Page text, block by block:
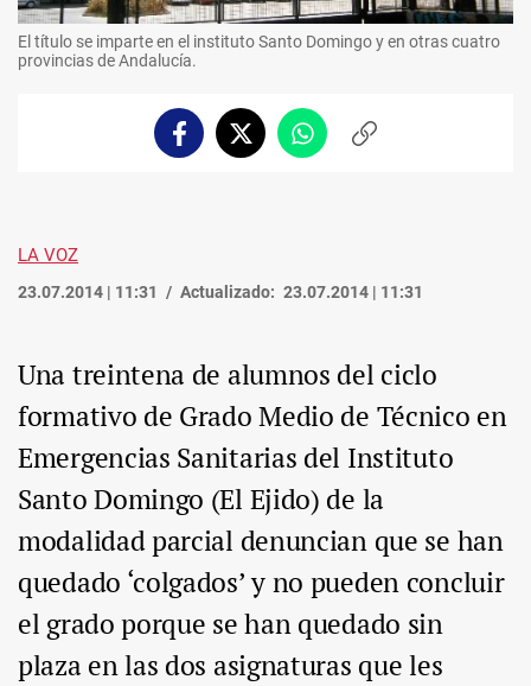
El título se imparte en el instituto Santo Domingo y en otras cuatro
provincias de Andalucía.
FacebookTwitterWhatsappCopiar
LA VOZ
23.07.2014 | 11:31 Actualizado: 23.07.2014 | 11:31
Una treintena de alumnos del ciclo
formativo de Grado Medio de Técnico en
Emergencias Sanitarias del Instituto
Santo Domingo (El Ejido) de la
modalidad parcial denuncian que se han
quedado ‘colgados’ y no pueden concluir
el grado porque se han quedado sin
plaza en las dos asignaturas que les